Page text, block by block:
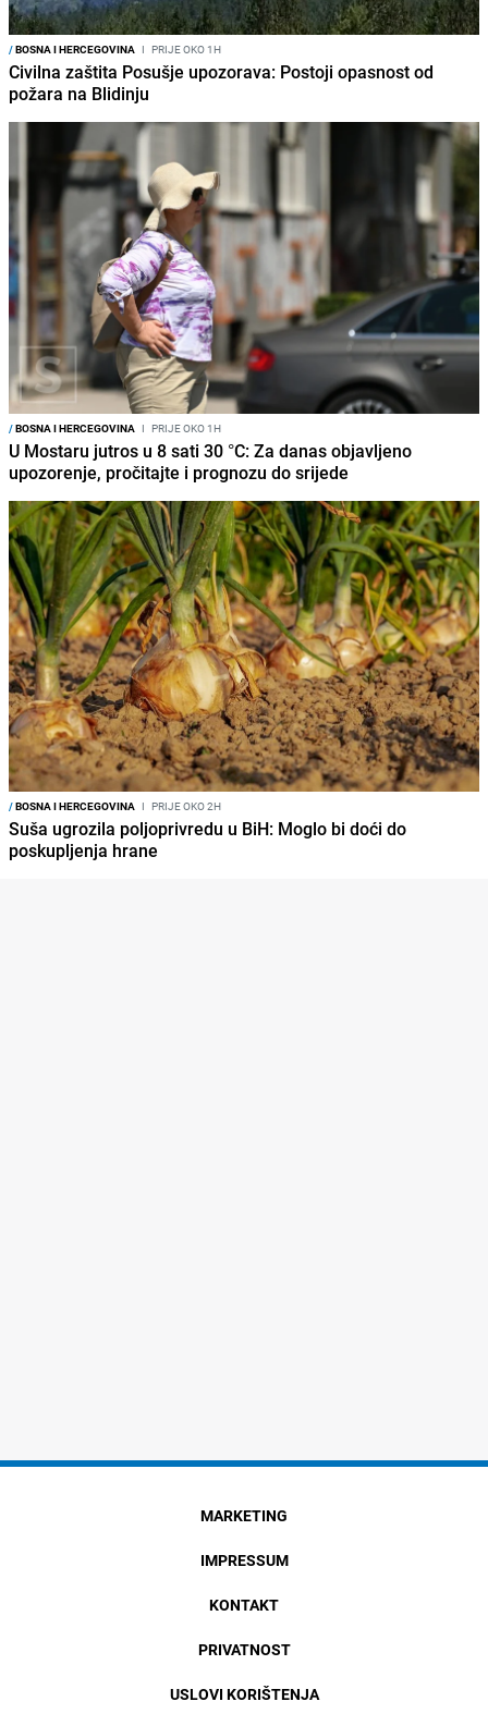
/BOSNA I HERCEGOVINA I PRIJE OKO 1H
Civilna zaštita Posušje upozorava: Postoji opasnost od
požara na Blidinju
/BOSNA I HERCEGOVINA I PRIJE OKO 1H
U Mostaru jutros u 8 sati 30 °C: Za danas objavljeno
upozorenje, pročitajte i prognozu do srijede
/BOSNA I HERCEGOVINA I PRIJE OKO 2H
Suša ugrozila poljoprivredu u BiH: Moglo bi doći do
poskupljenja hrane
MARKETING
IMPRESSUM
KONTAKT
PRIVATNOST
USLOVI KORIŠTENJA